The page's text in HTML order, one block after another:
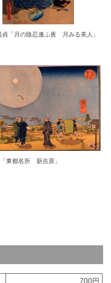
「月の陰忍逢ふ夜 月みる美人」
東都名所 新吉原」
700円